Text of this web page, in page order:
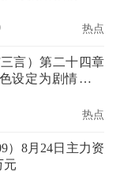
热点
言）第二十四章
设定为剧情，勿
热点
）8月24日主力资
元